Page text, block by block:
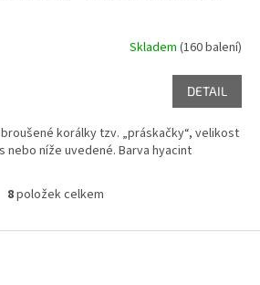
Skladem (160 balení)
DETAIL
korálky tzv. „práskačky“, velikost
nebo níže uvedené. Barva hyacint
O
l
8položek celkem